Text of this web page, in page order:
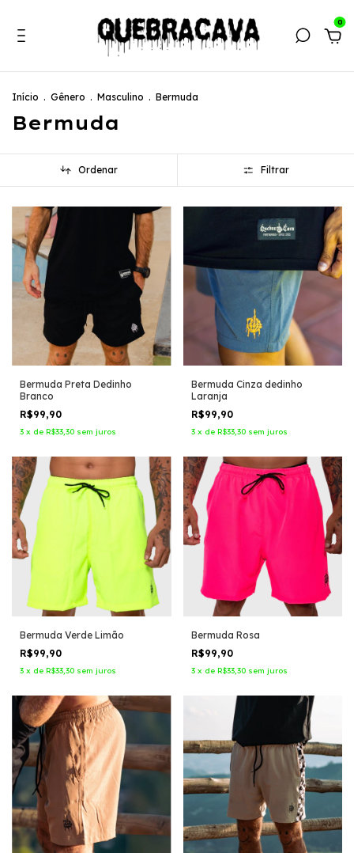
0
Início . Gênero . Masculino . Bermuda
Bermuda
Ordenar Filtrar
Bermuda Preta Dedinho
Branco
R$99,90
3 x de R$33,30 sem juros
Bermuda Cinza dedinho
Laranja
R$99,90
3 x de R$33,30 sem juros
Bermuda Verde Limão
R$99,90
3 x de R$33,30 sem juros
Bermuda Rosa
R$99,90
3 x de R$33,30 sem juros